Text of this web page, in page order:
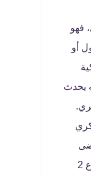
فهو
أو
يحدث
الذين يعانون من مرض السكري من النوع 2